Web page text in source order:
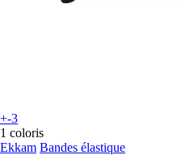
+-3
1 coloris
Ekkam Bandes élastique